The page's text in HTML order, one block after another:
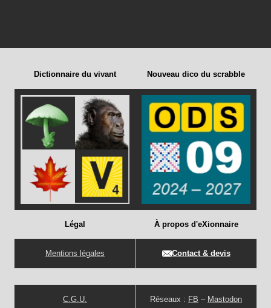
Dictionnaire du vivant Nouveau dico du scrabble
Légal
Mentions légales
C.G.U.
À propos d'eXionnaire
Contact & devis
Réseaux : FB – Mastodon